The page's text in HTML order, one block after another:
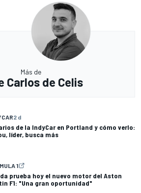
Más de
Carlos de Celis
2 d
de la IndyCar en Portland y cómo verlo:
líder, busca más
1
prueba hoy el nuevo motor del Aston
F1: "Una gran oportunidad"